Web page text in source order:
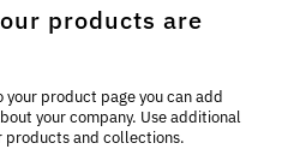
products are
product page you can add
your company. Use additional
products and collections.